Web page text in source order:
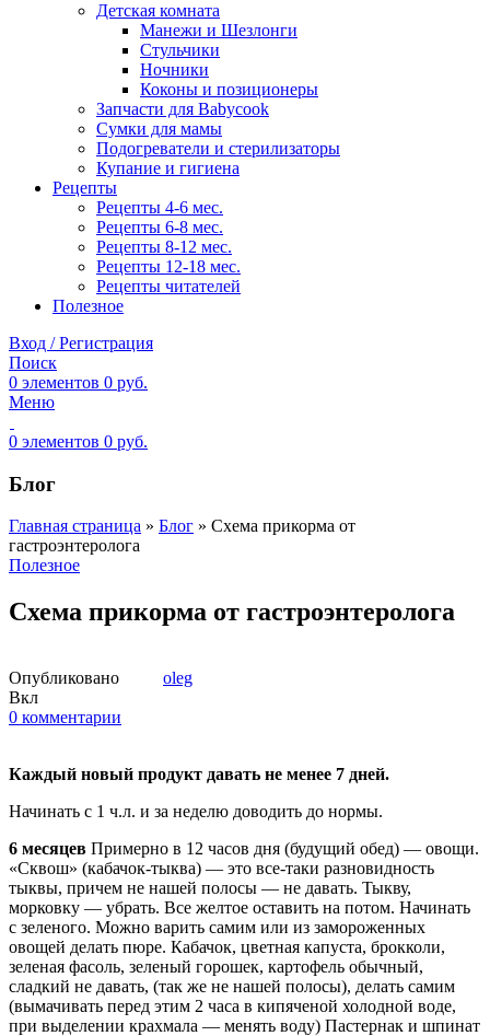
Детская комната
Манежи и Шезлонги
Стульчики
Ночники
Коконы и позиционеры
Запчасти для Babycook
Сумки для мамы
Подогреватели и стерилизаторы
Купание и гигиена
Рецепты
Рецепты 4-6 мес.
Рецепты 6-8 мес.
Рецепты 8-12 мес.
Рецепты 12-18 мес.
Рецепты читателей
Полезное
Вход / Регистрация
Поиск
0 элементов 0 руб.
Меню
0 элементов 0 руб.
Блог
Главная страница » Блог » Схема прикорма от
гастроэнтеролога
Полезное
Схема прикорма от гастроэнтеролога
Опубликовано
oleg
Вкл
0 комментарии
Каждый новый продукт давать не менее 7 дней.
Начинать с 1 ч.л. и за неделю доводить до нормы.
6 месяцев Примерно в 12 часов дня (будущий обед) — овощи.
«Сквош» (кабачок-тыква) — это все-таки разновидность
тыквы, причем не нашей полосы — не давать. Тыкву,
морковку — убрать. Все желтое оставить на потом. Начинать
с зеленого. Можно варить самим или из замороженных
овощей делать пюре. Кабачок, цветная капуста, брокколи,
зеленая фасоль, зеленый горошек, картофель обычный,
сладкий не давать, (так же не нашей полосы), делать самим
(вымачивать перед этим 2 часа в кипяченой холодной воде,
при выделении крахмала — менять воду) Пастернак и шпинат